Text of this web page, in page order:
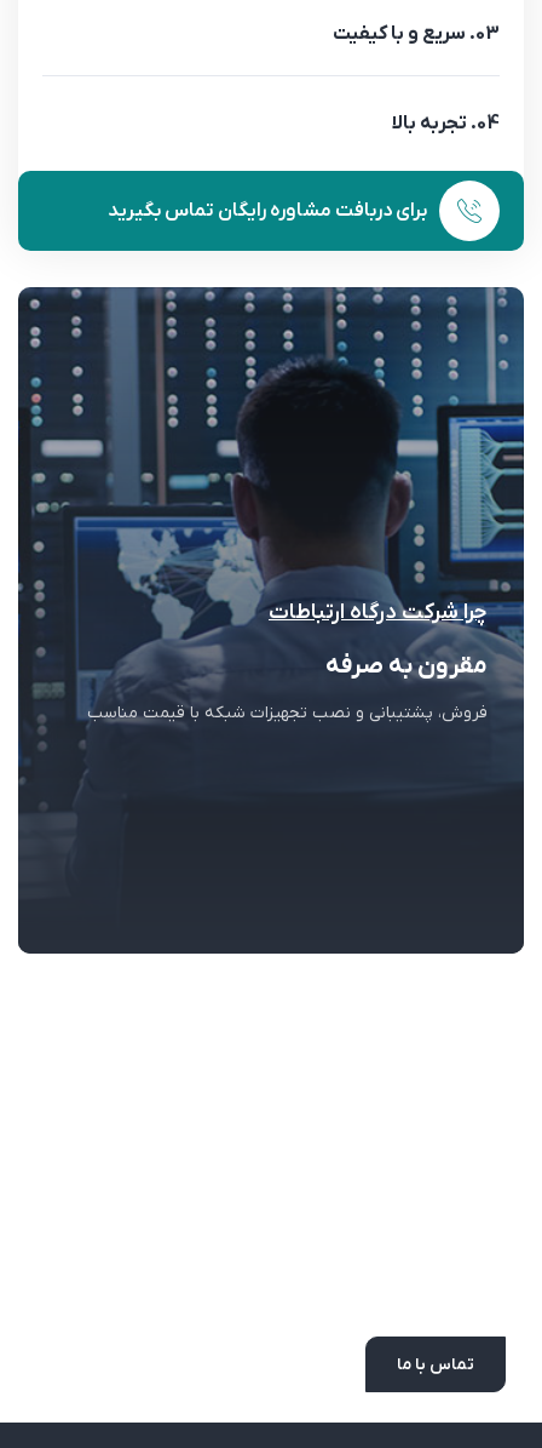
03. سریع و با کیفیت
04. تجربه بالا
برای دربافت مشاوره رایگان تماس بگیرید
چرا شرکت درگاه ارتباطات
مقرون به صرفه
فروش، پشتیبانی و نصب تجهیزات شبکه با قیمت مناسب
تماس با ما